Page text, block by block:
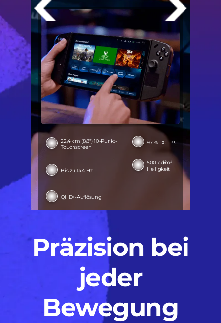
22,4 cm (8,8") 10-Punkt-
Touchscreen
Bis zu 144 Hz
QHD+-Auflösung
97 % DCI-P3
500 cd/m²
Helligkeit
Präzision bei
jeder
Bewegung